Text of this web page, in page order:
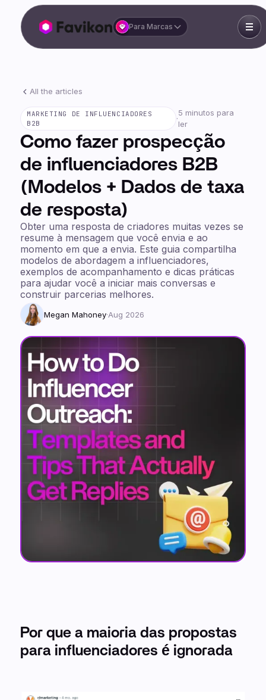
Para Marcas
All the articles
MARKETING DE INFLUENCIADORES
B2B
·
5 minutos para
ler
Como fazer prospecção
de influenciadores B2B
(Modelos + Dados de taxa
de resposta)
Obter uma resposta de criadores muitas vezes se
resume à mensagem que você envia e ao
momento em que a envia. Este guia compartilha
modelos de abordagem a influenciadores,
exemplos de acompanhamento e dicas práticas
para ajudar você a iniciar mais conversas e
construir parcerias melhores.
Megan Mahoney·Aug 2026
Por que a maioria das propostas
para influenciadores é ignorada